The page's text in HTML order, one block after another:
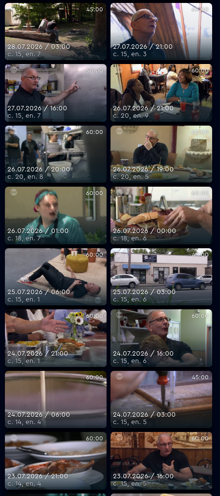
45:00
28.07.2026 / 03:00
с. 15, еп. 7
60:00
27.07.2026 / 21:00
с. 15, еп. 3
60:00
27.07.2026 / 16:00
с. 15, еп. 7
60:00
26.07.2026 / 21:00
с. 20, еп. 9
60:00
26.07.2026 / 20:00
с. 20, еп. 8
60:00
26.07.2026 / 19:00
с. 20, еп. 5
60:00
26.07.2026 / 01:00
с. 18, еп. 7
60:00
26.07.2026 / 00:00
с. 18, еп. 6
60:00
25.07.2026 / 06:00
с. 15, еп. 1
45:00
25.07.2026 / 03:00
с. 15, еп. 6
60:00
24.07.2026 / 21:00
с. 15, еп. 1
60:00
24.07.2026 / 16:00
с. 15, еп. 6
60:00
24.07.2026 / 06:00
с. 14, еп. 4
45:00
24.07.2026 / 03:00
с. 15, еп. 5
60:00
23.07.2026 / 21:00
с. 14, еп. 4
60:00
23.07.2026 / 16:00
с. 15, еп. 5